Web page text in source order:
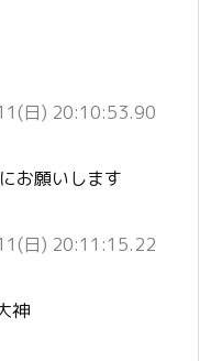
日) 20:10:53.90
お願いします
日) 20:11:15.22
神